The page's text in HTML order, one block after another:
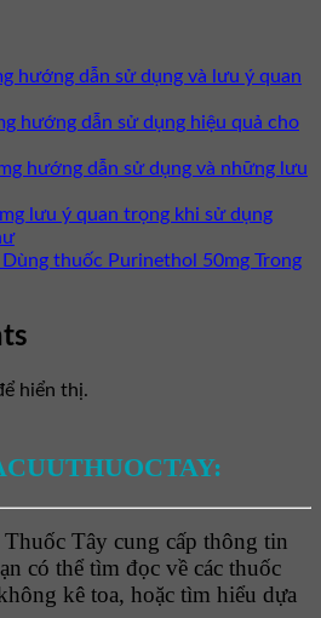
hướng dẫn sử dụng và lưu ý quan
hướng dẫn sử dụng hiệu quả cho
hướng dẫn sử dụng và những lưu
lưu ý quan trọng khi sử dụng
Dùng thuốc Purinethol 50mg Trong
hiển thị.
Tây cung cấp thông tin
có thể tìm đọc về các thuốc
kê toa, hoặc tìm hiểu dựa